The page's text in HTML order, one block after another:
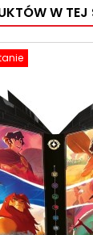
W TEJ